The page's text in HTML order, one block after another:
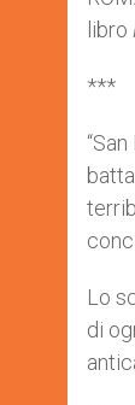
libro
***
Lo
di